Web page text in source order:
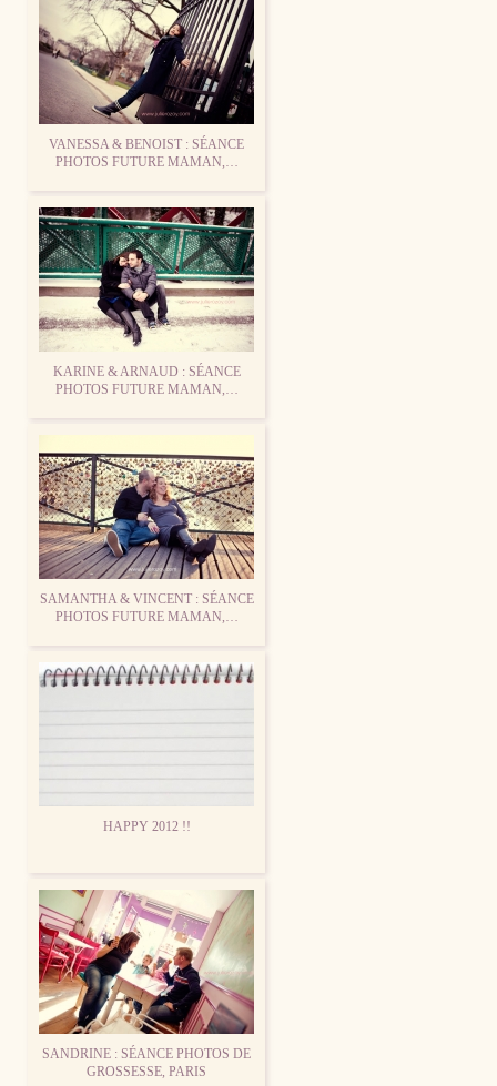
VANESSA & BENOIST : SÉANCE
PHOTOS FUTURE MAMAN,…
KARINE & ARNAUD : SÉANCE
PHOTOS FUTURE MAMAN,…
SAMANTHA & VINCENT : SÉANCE
PHOTOS FUTURE MAMAN,…
HAPPY 2012 !!
SANDRINE : SÉANCE PHOTOS DE
GROSSESSE, PARIS